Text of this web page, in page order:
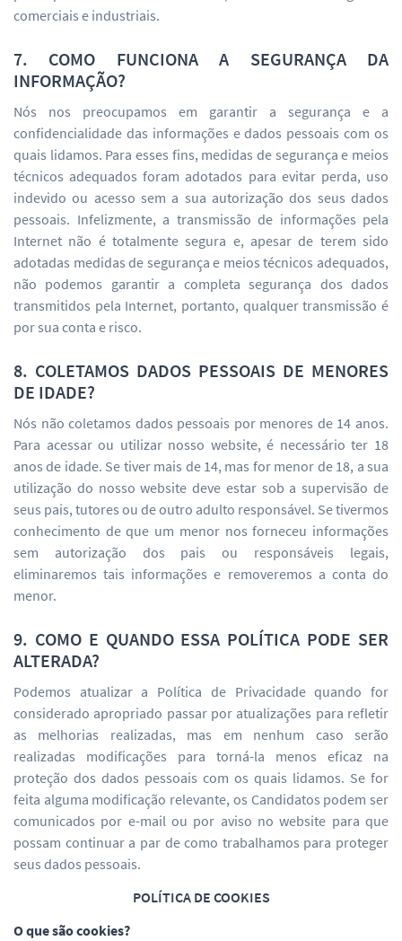
comerciais e industriais.
7. COMO FUNCIONA A SEGURANÇA DA
INFORMAÇÃO?
Nós nos preocupamos em garantir a segurança e a
confidencialidade das informações e dados pessoais com os
quais lidamos. Para esses fins, medidas de segurança e meios
técnicos adequados foram adotados para evitar perda, uso
indevido ou acesso sem a sua autorização dos seus dados
pessoais. Infelizmente, a transmissão de informações pela
Internet não é totalmente segura e, apesar de terem sido
adotadas medidas de segurança e meios técnicos adequados,
não podemos garantir a completa segurança dos dados
transmitidos pela Internet, portanto, qualquer transmissão é
por sua conta e risco.
8. COLETAMOS DADOS PESSOAIS DE MENORES
DE IDADE?
Nós não coletamos dados pessoais por menores de 14 anos.
Para acessar ou utilizar nosso website, é necessário ter 18
anos de idade. Se tiver mais de 14, mas for menor de 18, a sua
utilização do nosso website deve estar sob a supervisão de
seus pais, tutores ou de outro adulto responsável. Se tivermos
conhecimento de que um menor nos forneceu informações
sem autorização dos pais ou responsáveis legais,
eliminaremos tais informações e removeremos a conta do
menor.
9. COMO E QUANDO ESSA POLÍTICA PODE SER
ALTERADA?
Podemos atualizar a Política de Privacidade quando for
considerado apropriado passar por atualizações para refletir
as melhorias realizadas, mas em nenhum caso serão
realizadas modificações para torná-la menos eficaz na
proteção dos dados pessoais com os quais lidamos. Se for
feita alguma modificação relevante, os Candidatos podem ser
comunicados por e-mail ou por aviso no website para que
possam continuar a par de como trabalhamos para proteger
seus dados pessoais.
POLÍTICA DE COOKIES
O que são cookies?